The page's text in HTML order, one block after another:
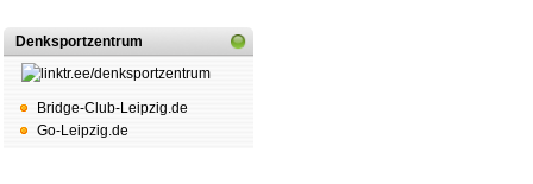
Denksportzentrum
Bridge-Club-Leipzig.de
Go-Leipzig.de